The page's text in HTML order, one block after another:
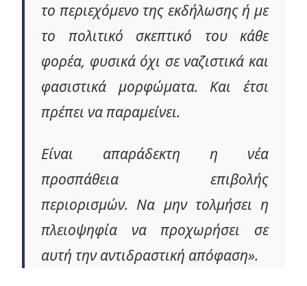
το περιεχόμενο της εκδήλωσης ή με
το πολιτικό σκεπτικό του κάθε
φορέα, φυσικά όχι σε ναζιστικά και
φασιστικά μορφώματα. Και έτσι
πρέπει να παραμείνει.
Είναι απαράδεκτη η νέα
προσπάθεια επιβολής
περιορισμών. Να μην τολμήσει η
πλειοψηφία να προχωρήσει σε
αυτή την αντιδραστική απόφαση».